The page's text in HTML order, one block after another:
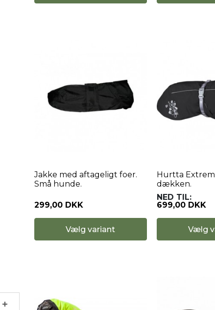
Jakke med aftageligt foer.
Små hunde.
299,00 DKK
Vælg variant
Hurtta
dækken.
NED TIL:
699,00 DKK
Vælg